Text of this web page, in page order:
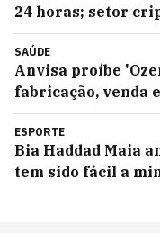
24 horas; setor
SAÚDE
Anvisa proíbe
fabricação, venda
ESPORTE
Bia Haddad Maia
tem sido fácil a